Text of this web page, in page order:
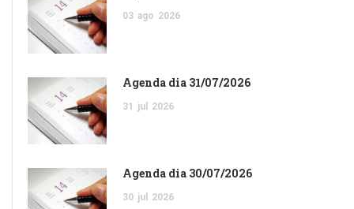
03 ago 2026
Agenda dia 31/07/2026
31 jul 2026
Agenda dia 30/07/2026
30 jul 2026